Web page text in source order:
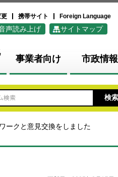
携帯サイト Foreign Language
声読み上げ サイトマップ
事業者向け 市政情報
ークと意見交換をしました